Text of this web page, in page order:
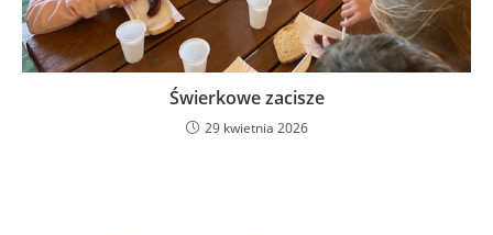
Świerkowe zacisze
29 kwietnia 2026